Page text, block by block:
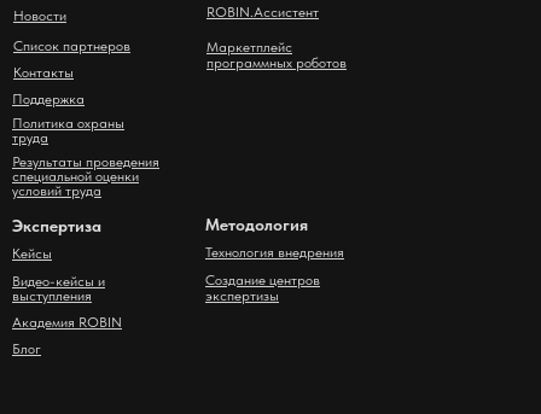
Новости
Контакты
Список партнеров
Экспертиза
Кейсы
Видео-кейсы и
выступления
Блог
Академия ROBIN
Методология
Создание центров
экспертизы
Технология внедрения
Поддержка
Маркетплейс
программных роботов
Политика охраны
труда
Результаты проведения
специальной оценки
условий труда
ROBIN.Ассистент